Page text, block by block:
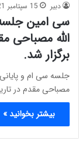
دبیر 15 سپتامبر 2021
سی امین
برگزار شد.
جلسه سی ام و
مصباحی مقدم در تاریخ ۸
بیشتر بخوانید »